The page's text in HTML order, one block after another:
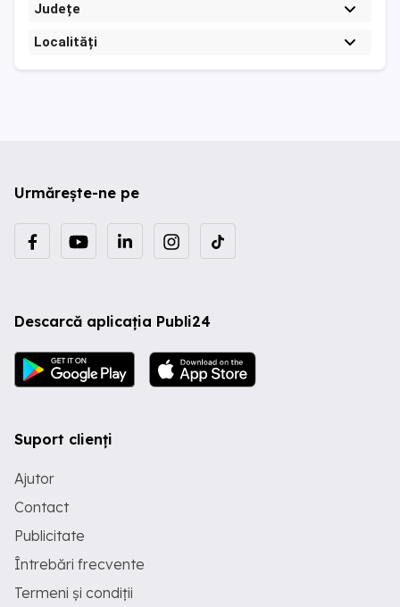
Județe
Localități
Urmărește-ne pe
Descarcă aplicația Publi24
Suport clienți
Ajutor
Contact
Publicitate
Întrebări frecvente
Termeni și condiții